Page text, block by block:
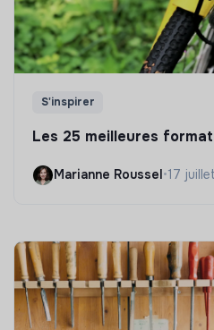
S'inspirer
Les 25 meilleures
Marianne Roussel•17